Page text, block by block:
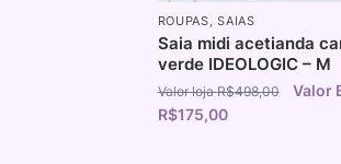
ROUPAS,SAIAS
Saia midi acetianda
verde IDEOLOGIC – M
R$498,00
R$175,00